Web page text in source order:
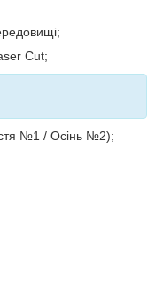
Cut;
№1 / Осінь №2);